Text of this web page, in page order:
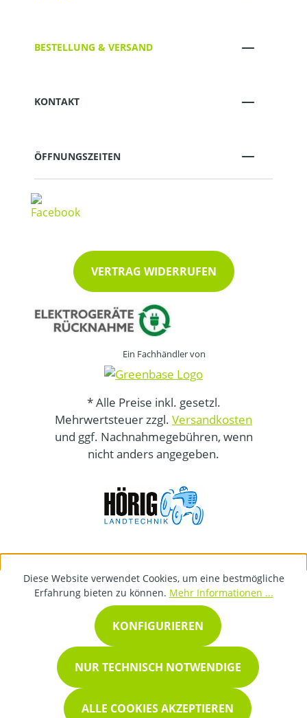
BESTELLUNG & VERSAND
KONTAKT
ÖFFNUNGSZEITEN
VERTRAG WIDERRUFEN
Ein Fachhändler von
* Alle Preise inkl. gesetzl.
Mehrwertsteuer zzgl. Versandkosten
und ggf. Nachnahmegebühren, wenn
nicht anders angegeben.
Diese Website verwendet Cookies, um eine bestmögliche
Erfahrung bieten zu können. Mehr Informationen ...
NUR TECHNISCH NOTWENDIGE
KONFIGURIEREN
ALLE COOKIES AKZEPTIEREN